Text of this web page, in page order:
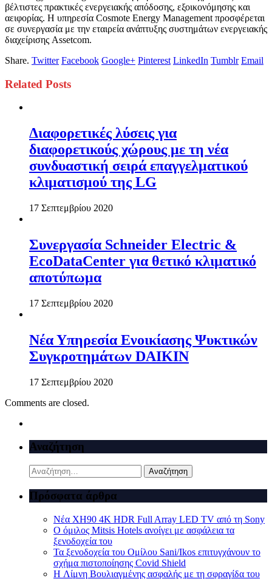
βέλτιστες πρακτικές ενεργειακής απόδοσης, εξοικονόμησης και
αειφορίας. Η υπηρεσία Cosmote Energy Management προσφέρεται
σε συνεργασία με την εταιρεία ανάπτυξης συστημάτων ενεργειακής
διαχείρισης Assetcom.
Share. Twitter Facebook Google+ Pinterest LinkedIn Tumblr Email
Related Posts
Διαφορετικές λύσεις για
διαφορετικούς χώρους με τη νέα
συνδυαστική σειρά επαγγελματικού
κλιματισμού της LG
17 Σεπτεμβρίου 2020
Συνεργασία Schneider Electric &
EcoDataCenter για θετικό κλιματικό
αποτύπωμα
17 Σεπτεμβρίου 2020
Νέα Υπηρεσία Ενοικίασης Ψυκτικών
Συγκροτημάτων DAIKIN
17 Σεπτεμβρίου 2020
Comments are closed.
Αναζήτηση
Αναζήτηση
για:
Πρόσφατα άρθρα
Νέα XH90 4K HDR Full Array LED TV από τη Sony
Ο όμιλος Mitsis Hotels ανοίγει με ασφάλεια τα
ξενοδοχεία του
Τα ξενοδοχεία του Ομίλου Sani/Ikos επιτυγχάνουν το
σχήμα πιστοποίησης Covid Shield
H Λίμνη Βουλιαγμένης ασφαλής με τη σφραγίδα του